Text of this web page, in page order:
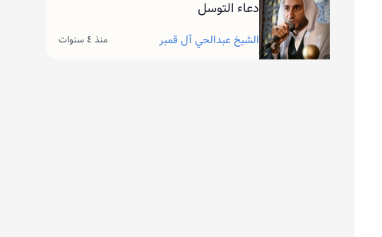
دعاء التوسل
الشيخ عبدالحي آل قمبر منذ ٤ سنوات